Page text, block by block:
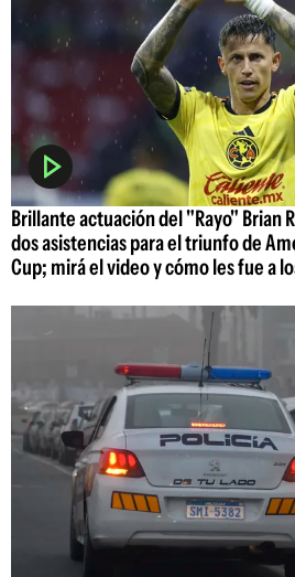
Brillante actuación del "Rayo" Brian
dos asistencias para el triunfo de
Cup; mirá el video y cómo les fue a